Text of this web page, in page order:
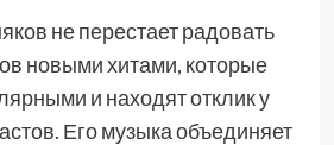
не перестает радовать
новыми хитами, которые
и находят отклик у
Его музыка объединяет